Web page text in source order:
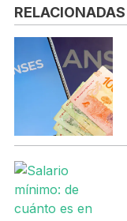
RELACIONADAS